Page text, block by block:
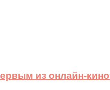
из онлайн-